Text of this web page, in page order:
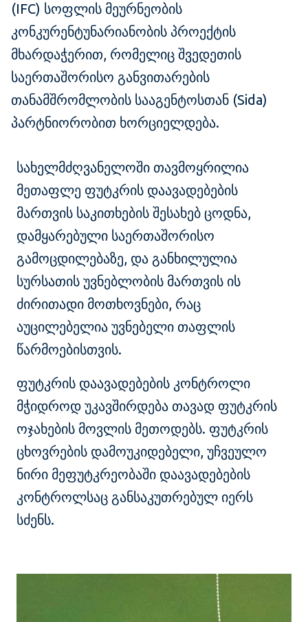
(IFC) სოფლის მეურნეობის
კონკურენტუნარიანობის პროექტის
მხარდაჭერით, რომელიც შვედეთის
საერთაშორისო განვითარების
თანამშრომლობის სააგენტოსთან (Sida)
პარტნიორობით ხორციელდება.
სახელმძღვანელოში თავმოყრილია
მეთაფლე ფუტკრის დაავადებების
მართვის საკითხების შესახებ ცოდნა,
დამყარებული საერთაშორისო
გამოცდილებაზე, და განხილულია
სურსათის უვნებლობის მართვის ის
ძირითადი მოთხოვნები, რაც
აუცილებელია უვნებელი თაფლის
წარმოებისთვის.
ფუტკრის დაავადებების კონტროლი
მჭიდროდ უკავშირდება თავად ფუტკრის
ოჯახების მოვლის მეთოდებს. ფუტკრის
ცხოვრების დამოუკიდებელი, უჩვეულო
ნირი მეფუტკრეობაში დაავადებების
კონტროლსაც განსაკუთრებულ იერს
სძენს.